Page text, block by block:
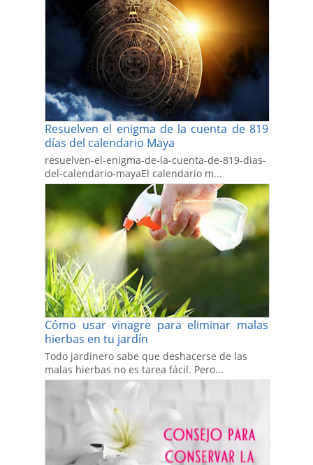
Resuelven el enigma de la cuenta de 819
días del calendario Maya
resuelven-el-enigma-de-la-cuenta-de-819-dias-
del-calendario-mayaEl calendario m...
Cómo usar vinagre para eliminar malas
hierbas en tu jardín
Todo jardinero sabe que deshacerse de las
malas hierbas no es tarea fácil. Pero...